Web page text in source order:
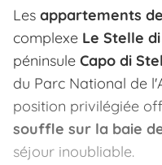
Les appartements
complexe Le Stelle
péninsule Capo di
du Parc National de
position privilégiée
souffle sur la baie
séjour inoubliable.